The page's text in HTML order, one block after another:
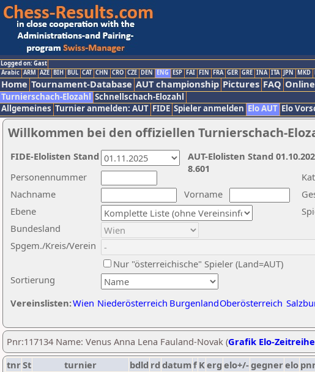
Logged on: Gast
Arabic ARM AZE BIH BUL CAT CHN CRO CZE DEN ENG ESP FAI FIN FRA GER GRE INA ITA JPN MKD
Home Tournament-Database AUT championship Pictures FAQ
Turnierschach-Elozahl Schnellschach-Elozahl
Allgemeines Turnier anmelden: AUT FIDE Spieler anmelden Elo AUT Elo
Willkommen bei den offiziellen Turnierschach-
Nachname
Vorname
Ebene
Sortierung
Personennummer
Bundesland
Spgem./Kreis/Verein
Nur "österreichische" Spieler (Land=AUT)
Vereinslisten:Wien Niederösterreich BurgenlandOberösterreich
AUT-Elolisten Stand
8.601
FIDE-Elolisten Stand
Pnr:117134 Name: Venus Anna Lena Fauland-Novak (Grafik Elo-Zeitreihe
tnrSt turnier bdld rd datumf Kerg elo+/-gegnerelo